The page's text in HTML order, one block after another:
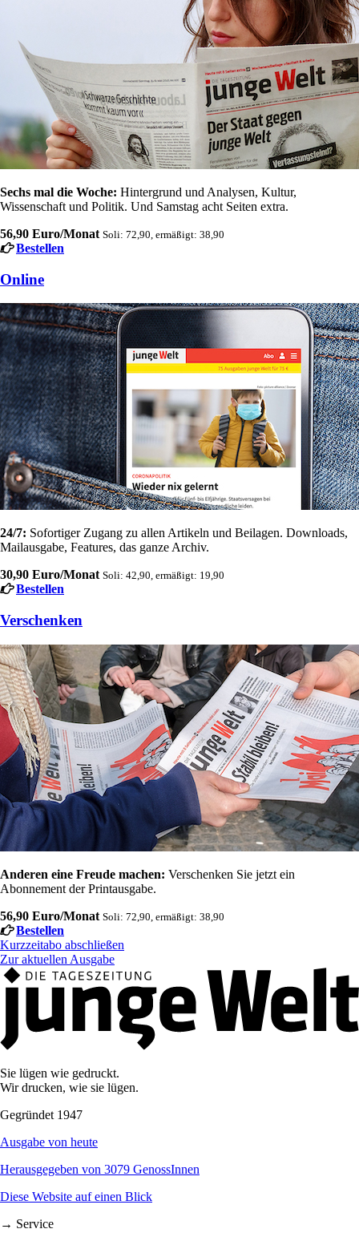
Sechs mal die Woche: Hintergrund und Analysen, Kultur,
Wissenschaft und Politik. Und Samstag acht Seiten extra.
56,90 Euro/Monat Soli: 72,90, ermäßigt: 38,90
Bestellen
Online
24/7: Sofortiger Zugang zu allen Artikeln und Beilagen. Downloads,
Mailausgabe, Features, das ganze Archiv.
30,90 Euro/Monat Soli: 42,90, ermäßigt: 19,90
Bestellen
Verschenken
Anderen eine Freude machen: Verschenken Sie jetzt ein
Abonnement der Printausgabe.
56,90 Euro/Monat Soli: 72,90, ermäßigt: 38,90
Bestellen
Kurzzeitabo abschließen
Zur aktuellen Ausgabe
Sie lügen wie gedruckt.
Wir drucken, wie sie lügen.
Gegründet 1947
Ausgabe von heute
Herausgegeben von 3079 GenossInnen
Diese Website auf einen Blick
→ Service